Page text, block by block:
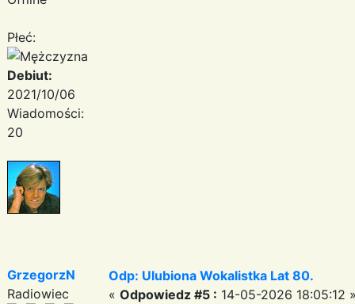
Płeć:
Debiut:
2021/10/06
Wiadomości:
20
GrzegorzN
Radiowiec
Odp: Ulubiona Wokalistka Lat 80.
« Odpowiedz #5 : 14-05-2026 18:05:12